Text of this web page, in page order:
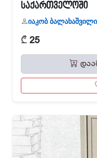
საქართველოში
იაკობ ბალახაშვილი
₾ 25